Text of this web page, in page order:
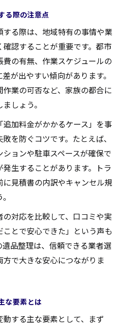
きる遺品整理業者の特徴
より高額になるケースとは
ションの確認方法を解説
ブルを防ぐ依頼のポイント
遺品整理の選び方
トラブルを避けるポイント
内容のバランスを考える
ミや実例から学ぶ選び方
後悔しない遺品整理を実現
る際の注意点
る際は、地域特有の事情や業
認することが重要です。都市
の有無、作業スケジュールの
が出やすい傾向があります。
業の可否など、家族の都合に
しょう。
追加料金がかかるケース」を事
を防ぐコツです。たとえば、
ョンや駐車スペースが確保で
生することがあります。トラ
見積書の内訳やキャンセル規
対応を比較して、口コミや実
とで安心できた」という声も
品整理は、信頼できる業者選
で大きな安心につながりま
な要素とは
する主な要素として、まず